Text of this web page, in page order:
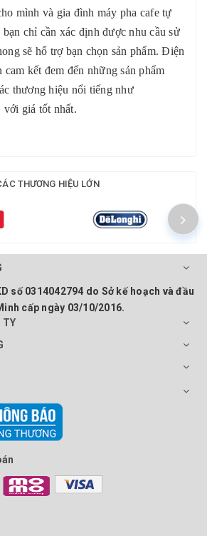
mình và gia đình máy pha cafe tự
chỉ cần xác định được nhu cầu sử
sẽ hổ trợ bạn chọn sản phẩm. Điện
kết đem đến những sản phẩm
thương hiệu nổi tiếng như
giá tốt nhất.
THƯƠNG HIỆU LỚN
số 0314042794 do Sở kế hoạch và đầu
cấp ngày 03/10/2016.
TY